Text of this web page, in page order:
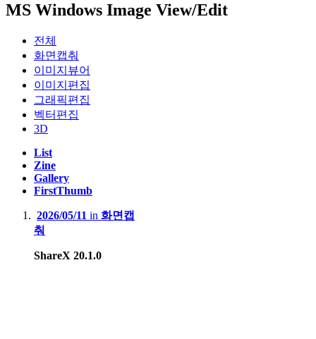
MS Windows Image View/Edit
전체
화면캡춰
이미지뷰어
이미지편집
그래픽편집
벡터편집
3D
List
Zine
Gallery
FirstThumb
2026/05/11 in 화면캡
춰
ShareX 20.1.0